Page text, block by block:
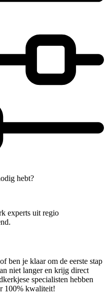
hebt?
experts uit regio
ben je klaar om de eerste stap
niet langer en krijg direct
specialisten hebben
100% kwaliteit!